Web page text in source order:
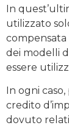
In
utilizzato
compensata
dei modelli
essere
In ogni
credito
dovuto